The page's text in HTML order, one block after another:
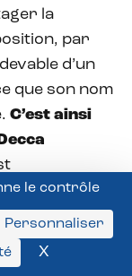
le contrôle
Personnaliser
X
la
par
d’un
que son nom
C’est ainsi
sous le nom
une
de